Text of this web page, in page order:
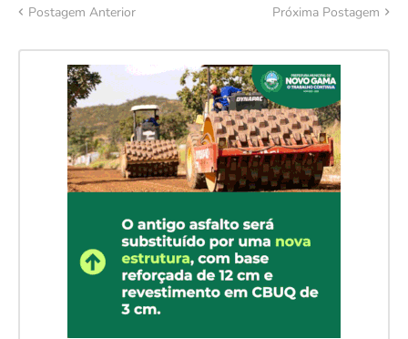
Postagem Anterior Próxima Postagem